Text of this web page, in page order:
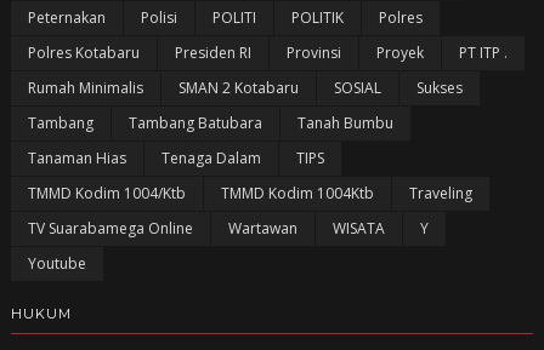
Peternakan
Polisi POLITI POLITIK
Polres
Polres Kotabaru
Presiden RI Provinsi Proyek
PT ITP .
Rumah Minimalis
SMAN 2 Kotabaru SOSIAL
Sukses
Tambang
Tambang Batubara
Tanah Bumbu
Tanaman Hias
Tenaga Dalam
TIPS
TMMD Kodim 1004/Ktb
TMMD Kodim 1004Ktb
Traveling
TV Suarabamega Online
Wartawan WISATA
Y
Youtube
HUKUM